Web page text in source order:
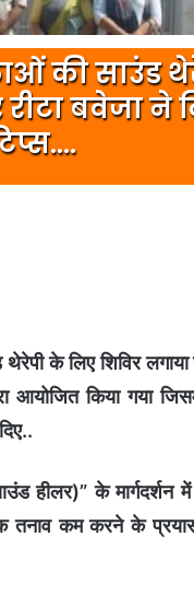
की साउंड
बवेजा ने
के लिए शिविर लगाया
किया गया
हीलर)” के
तनाव कम करने के